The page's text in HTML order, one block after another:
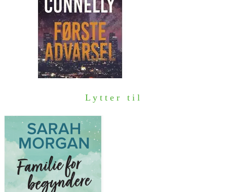
Lytter til